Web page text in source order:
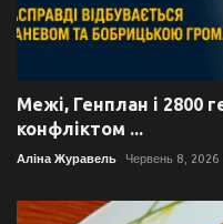
Межі, Генплан і 2800
конфліктом ...
Аліна Журавель Червень 8, 2026